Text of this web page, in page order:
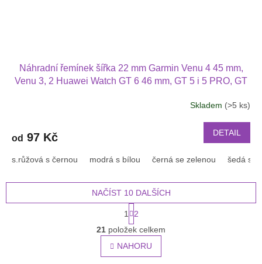
Náhradní řemínek šířka 22 mm Garmin Venu 4 45 mm,
Venu 3, 2 Huawei Watch GT 6 46 mm, GT 5 i 5 PRO, GT
je
z
hvězdiček.
Skladem (>5 ks)
od 97 Kč DETAIL
s.růžová s černou modrá s bílou černá se zelenou šedá s
O
v
l
á
NAČÍST 10 DALŠÍCH
t
r
á
n
k
1
2
21 položek celkem
NAHORU